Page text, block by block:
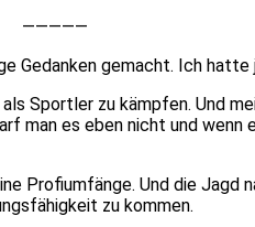
—————
Gedanken gemacht. Ich
Sportler zu kämpfen. Und
man es eben nicht und
Profiumfänge. Und die Jagd
zu kommen.